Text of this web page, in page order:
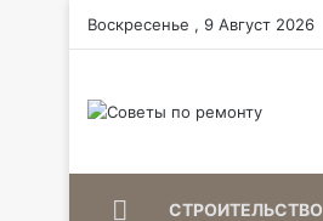
Воскресенье , 9 Август 2026
HomeСТРОИТЕЛЬСТВО